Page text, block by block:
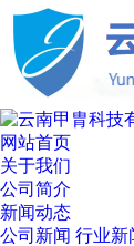
网站首页
关于我们
公司简介
新闻动态
公司新闻 行业新